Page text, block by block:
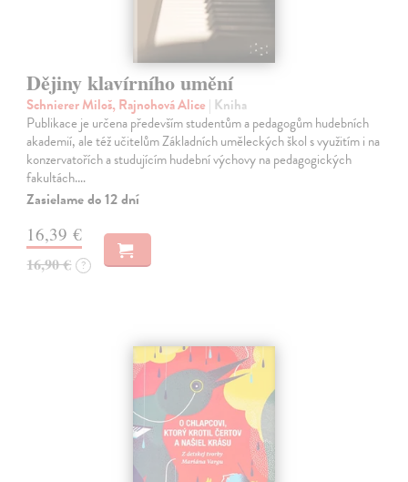
Dějiny klavírního umění
Schnierer Miloš, Rajnohová Alice | Kniha
Publikace je určena především studentům a pedagogům hudebních
akademií, ale též učitelům Základních uměleckých škol s využitím i na
konzervatořích a studujícím hudební výchovy na pedagogických
fakultách.…
Zasielame do 12 dní
16,39 €
16,90 € ?